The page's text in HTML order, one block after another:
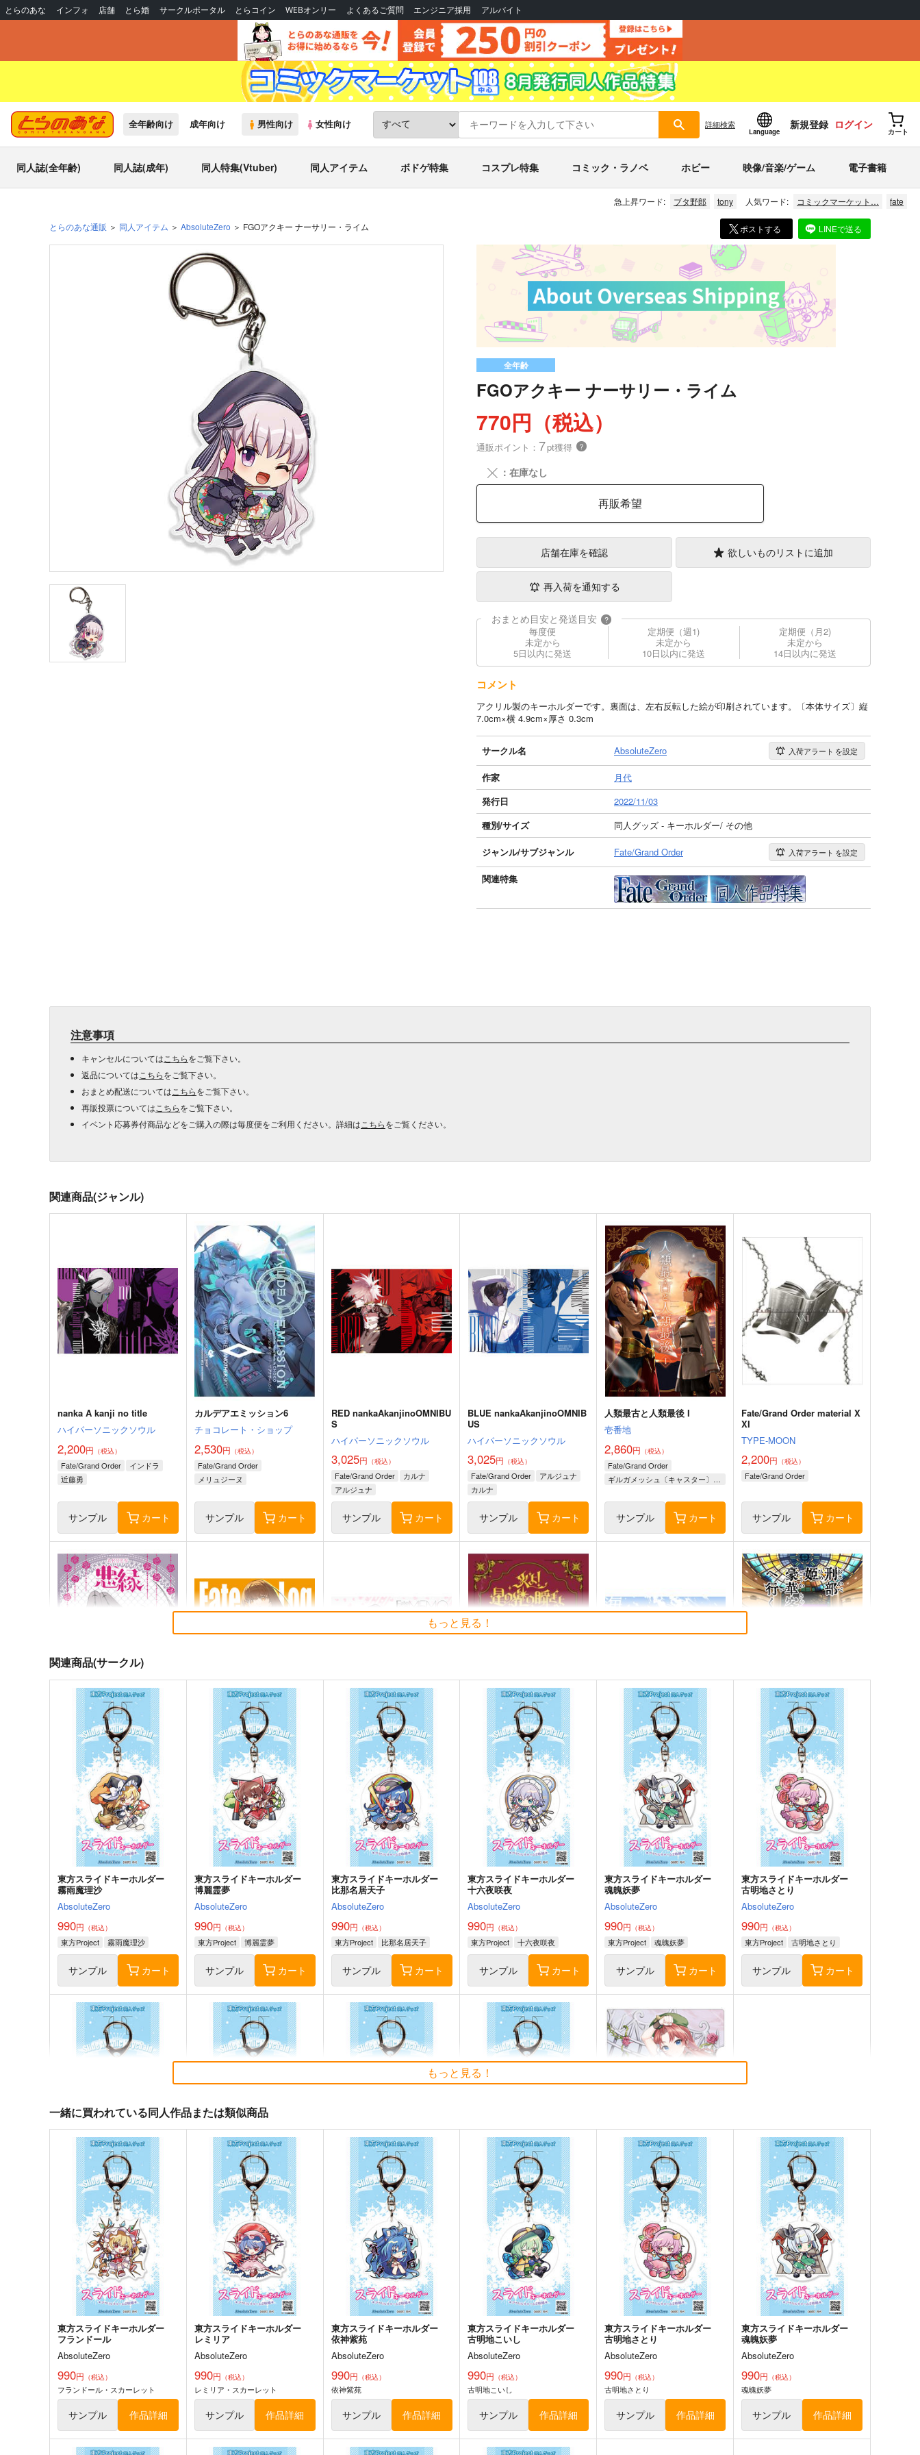
とらのあな インフォ 店舗 とら婚 サークルポータル とらコイン WEBオンリー よくあるご質問 エンジニア採用 アルバイト
全年齢向け 成年向け 男性向け 女性向け 詳細検索
Language
新規登録 ログイン
カート
同人誌(全年齢) 同人誌(成年) 同人特集(Vtuber) 同人アイテム ボドゲ特集 コスプレ特集 コミック・ラノベ ホビー 映像/音楽/ゲーム 電子書籍
急上昇ワード: ブタ野郎 tony 人気ワード: コミックマーケット… fate
とらのあな通販 同人アイテム AbsoluteZero FGOアクキー ナーサリー・ライム ポストする LINEで送る
全年齢
FGOアクキー ナーサリー・ライム
770円（税込）
通販ポイント： 7pt獲得 ？
╳ ：在庫なし
再販希望
店舗在庫を確認 欲しいものリストに追加
再入荷を通知する
おまとめ目安と発送目安 ?
毎度便
未定から
5日以内に発送
定期便（週1)
未定から
10日以内に発送
定期便（月2)
未定から
14日以内に発送
コメント
アクリル製のキーホルダーです。裏面は、左右反転した絵が印刷されています。〔本体サイズ〕縦
7.0cm×横 4.9cm×厚さ 0.3cm
サークル名 AbsoluteZero 入荷アラート を設定
作家
月代
発行日
2022/11/03
種別/サイズ
同人グッズ - キーホルダー/ その他
ジャンル/サブジャンル Fate/Grand Order 入荷アラート を設定
関連特集
注意事項
キャンセルについては こちらをご覧下さい。
返品については こちらをご覧下さい。
おまとめ配送については こちらをご覧下さい。
再販投票については こちらをご覧下さい。
イベント応募券付商品などをご購入の際は毎度便をご利用ください。詳細は こちらをご覧ください。
関連商品(ジャンル)
nanka A kanji no title
ハイパーソニックソウル
2,200円 （税込）
Fate/Grand Order
インドラ
近藤勇
サンプル カート
カルデアエミッション6
チョコレート・ショップ
2,530円 （税込）
Fate/Grand Order
メリュジーヌ
サンプル カート
RED nankaAkanjinoOMNIBU
S
ハイパーソニックソウル
3,025円 （税込）
Fate/Grand Order
カルナ
アルジュナ
サンプル カート
BLUE nankaAkanjinoOMNIB
US
ハイパーソニックソウル
3,025円 （税込）
Fate/Grand Order
アルジュナ
カルナ
サンプル カート
人類最古と人類最後 I
壱番地
2,860円 （税込）
Fate/Grand Order
ギルガメッシュ〔キャスター〕×ぐだ子
サンプル カート
Fate/Grand Order material X
XI
TYPE-MOON
2,200円 （税込）
Fate/Grand Order
サンプル カート
ぽむ屋
円（税込）
Fate/Grand Order
マシュ・キリエライト
リリス
サンプル カート
Fate Log Grand UNOFFICIA
L FANBOOK
act on
1,430円（税込）
Fate/Grand Order
岸波白野
ギルガメッシュ
サンプル カート
Fate/GOMEMO10
ワダメモ
円（税込）
Fate/Grand Order
サンプル カート
火よ！星の光の瞬きよ
Owen
5,500円 （税込）
Fate/Grand Order
巌窟王 エドモン・ダンテス
巌窟王 モンテ・クリスト
藤丸立香
サンプル カート
海嘯に永訣
Owen
円（税込）
Fate/Grand Order
斎藤一
藤丸立香
サンプル カート
刑部姫 豪華客船へ行く
んじゃめな本舗
円（税込）
Fate/Grand Order
刑部姫
蘆屋道満
サンプル カート
495 円（税込）
Fate/Grand Order オールキャラ
サンプル カート
羊小屋
787円（税込）
Fate/Grand Order 曲亭馬琴
サンプル カート
えふじいおう和風肖像画集参
800個入りタコ焼き
サンプル カート
探偵モンテ・クリスト完全幻
覚本
Fate/Grand Order
巌窟王 モンテ・クリスト
藤丸立香
サンプル カート
斎藤一の本を出すサークル
サンプル カート
珈琲紳士の部屋
一文字則宗
岡田以蔵
サンプル カート
雷霆の気まぐれ
コレ！
専売 858円
Fate/Grand Order 藤丸立香
本庄雷太アートワーク
ス Fate/Grand Order篇03
PhraseGallery
3,300円（税込）
舟幽霊
泥沼分室
専売 1,572円
Fate/Grand Order 勝海舟
冬の女王は逃さない
さんごの森
専売 787円
Fate/Grand Order
確定申告締切直前SP
愛をみる少年
専売 629円
ドバイフィックス
チョコレート・ショップ
1,100円
もっと見る！
関連商品(サークル)
東方スライドキーホルダー
霧雨魔理沙
AbsoluteZero
990円 （税込）
東方Project 霧雨魔理沙
サンプル カート
東方スライドキーホルダー
博麗霊夢
AbsoluteZero
990円 （税込）
東方Project 博麗霊夢
サンプル カート
東方スライドキーホルダー
比那名居天子
AbsoluteZero
990円 （税込）
東方Project 比那名居天子
サンプル カート
東方スライドキーホルダー
十六夜咲夜
AbsoluteZero
990円 （税込）
東方Project 十六夜咲夜
サンプル カート
東方スライドキーホルダー
魂魄妖夢
AbsoluteZero
990円 （税込）
東方Project 魂魄妖夢
サンプル カート
東方スライドキーホルダー
古明地さとり
AbsoluteZero
990円 （税込）
東方Project 古明地さとり
サンプル カート
東方スライドキーホルダー
古明地こいし
AbsoluteZero
円 （税込）
東方Project 古明地こいし
サンプル カート
東方スライドキーホルダー
依神紫苑
AbsoluteZero
円 （税込）
東方Project 依神紫苑
サンプル カート
東方スライドキーホルダー
レミリア
AbsoluteZero
円 （税込）
東方Project
レミリア・スカーレット
サンプル カート
東方スライドキーホルダー
フランドール
AbsoluteZero
円 （税込）
東方Project
フランドール・スカーレット
サンプル カート
東方クリアファイル 紅美鈴
AbsoluteZero
円 （税込）
東方Project 紅美鈴
サンプル カート
もっと見る！
一緒に買われている同人作品または類似商品
東方スライドキーホルダー
フランドール
AbsoluteZero
990円 （税込）
フランドール・スカーレット
サンプル 作品詳細
東方スライドキーホルダー
レミリア
AbsoluteZero
990円 （税込）
レミリア・スカーレット
サンプル 作品詳細
東方スライドキーホルダー
依神紫苑
AbsoluteZero
990円 （税込）
依神紫苑
サンプル 作品詳細
東方スライドキーホルダー
古明地こいし
AbsoluteZero
990円 （税込）
古明地こいし
サンプル 作品詳細
東方スライドキーホルダー
古明地さとり
AbsoluteZero
990円 （税込）
古明地さとり
サンプル 作品詳細
東方スライドキーホルダー
魂魄妖夢
AbsoluteZero
990円 （税込）
魂魄妖夢
サンプル 作品詳細